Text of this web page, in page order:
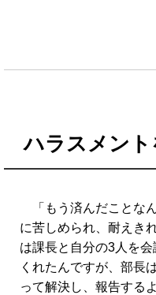
ハラスメン
「もう済んだことな
に苦しめられ、耐えき
は課長と自分の3人を
くれたんですが、部長
って解決し、報告する